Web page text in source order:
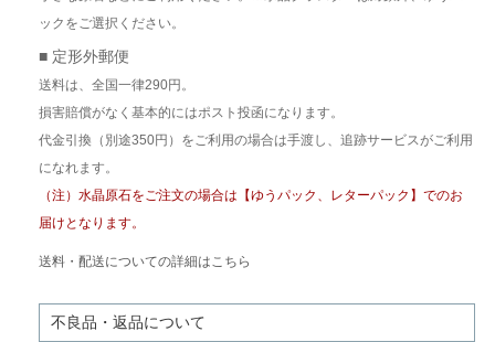
ックをご選択ください。
■ 定形外郵便
送料は、全国一律290円。
損害賠償がなく基本的にはポスト投函になります。
代金引換（別途350円）をご利用の場合は手渡し、追跡サービスがご利用
になれます。
（注）水晶原石をご注文の場合は【ゆうパック、レターパック】でのお
届けとなります。
送料・配送についての詳細はこちら
不良品・返品について